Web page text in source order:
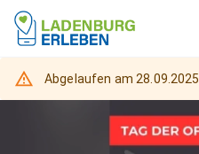
Abgelaufen am 28.09.2025